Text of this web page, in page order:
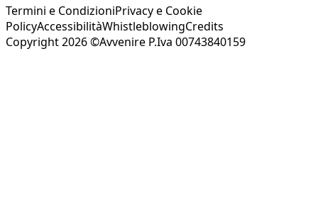
Termini e CondizioniPrivacy e Cookie
PolicyAccessibilitàWhistleblowingCredits
Copyright 2026 ©Avvenire P.Iva 00743840159